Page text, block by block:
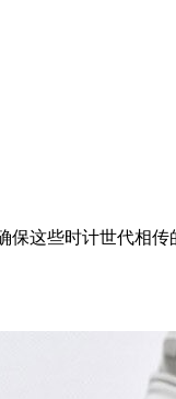
这些时计世代相传